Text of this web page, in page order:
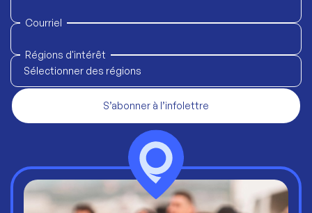
Courriel
Régions d'intérêt
Sélectionner des régions
S’abonner à l’infolettre